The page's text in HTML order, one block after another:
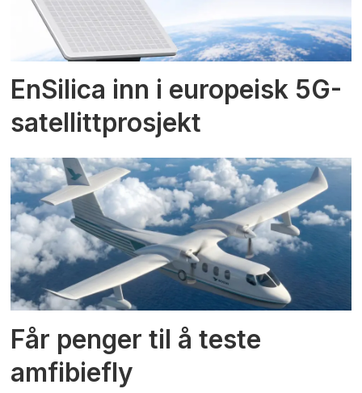
EnSilica inn i europeisk 5G-
satellittprosjekt
Får penger til å teste
amfibiefly